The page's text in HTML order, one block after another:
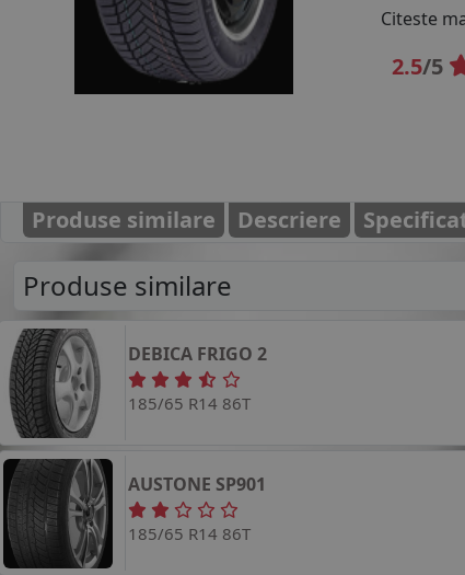
Citeste
2.5/5
Produse similare Descriere
Produse similare
DEBICA FRIGO 2
185/65 R14 86T
AUSTONE SP901
185/65 R14 86T